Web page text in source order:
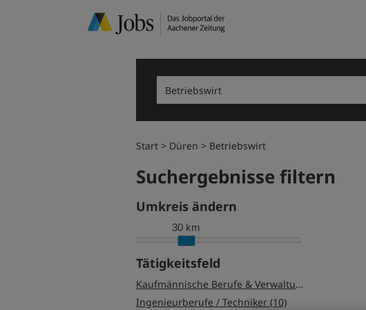
Start Düren Betriebswirt
Suchergebnisse filtern
Umkreis ändern
30 km
Tätigkeitsfeld
Kaufmännische Berufe & Verwaltung (11)
Ingenieurberufe / Techniker (10)